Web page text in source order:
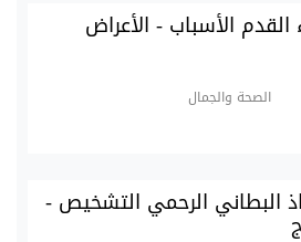
القدم الأسباب - الأعراض
الصحة والجمال
البطاني الرحمي التشخيص -